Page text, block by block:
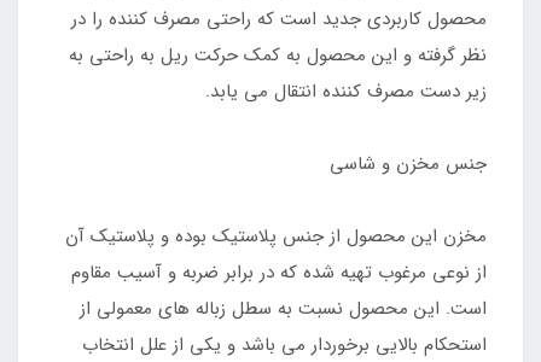
محصول کاربردی جدید است که راحتی مصرف کننده را در
نظر گرفته و این محصول به کمک حرکت ریل به راحتی به
زیر دست مصرف کننده انتقال می یابد.
جنس مخزن و شاسی
مخزن این محصول از جنس پلاستیک بوده و پلاستیک آن
از نوعی مرغوب تهیه شده که در برابر ضربه و آسیب مقاوم
است. این محصول نسبت به سطل زباله های معمولی از
استحکام بالایی برخوردار می باشد و یکی از علل انتخاب